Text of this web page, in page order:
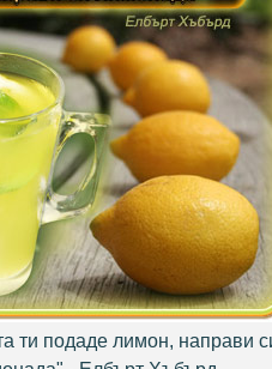
ти подаде лимон, направи